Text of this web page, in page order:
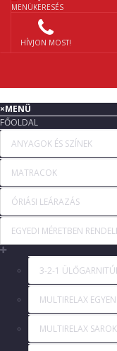
MENÜKERESÉS
HÍVJON MOST!
×MENÜ
FŐOLDAL
ANYAGOK ÉS SZÍNEK
MATRACOK
ÓRIÁSI LEÁRAZÁS
EGYEDI MÉRETBEN
3-2-1
MULTIRELAX
MULTIRELAX